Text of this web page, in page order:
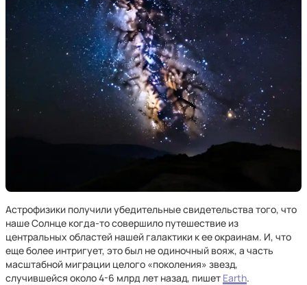
Астрофизики получили убедительные свидетельства того, что
наше Солнце когда-то совершило путешествие из
центральных областей нашей галактики к ее окраинам. И, что
еще более интригует, это был не одиночный вояж, а часть
масштабной миграции целого «поколения» звезд,
случившейся около 4-6 млрд лет назад, пишет Earth.